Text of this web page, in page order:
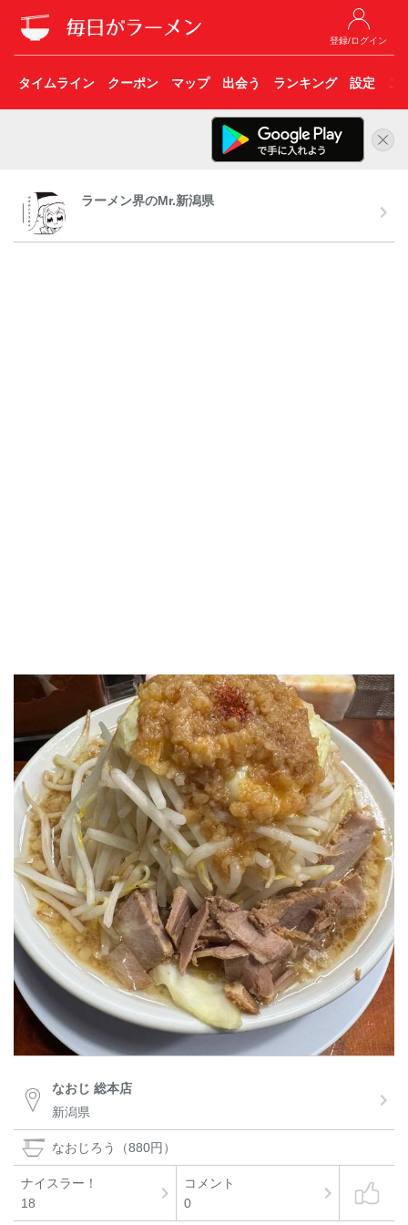
登録/ログイン
タイムライン クーポン マップ 出会う ランキング 設定 こ
ラーメン界のMr.新潟県
なおじ 総本店
新潟県
なおじろう（880円）
ナイスラー！
18
コメント
0